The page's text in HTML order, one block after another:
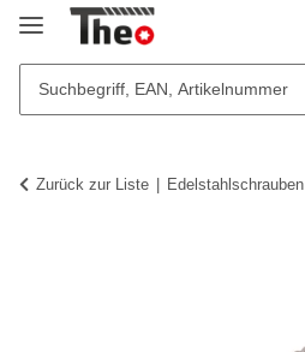
Zurück zur Liste Edelstahlschrauben